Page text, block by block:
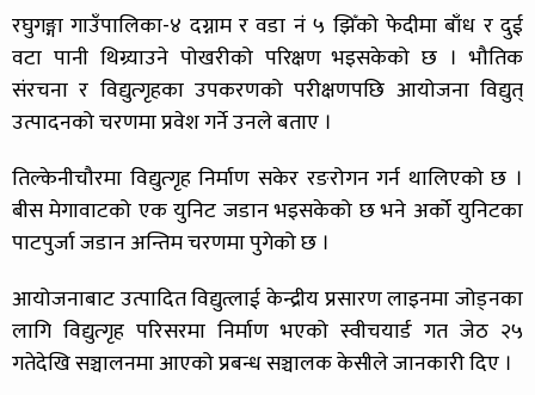
रघुगङ्गा गाउँपालिका-४ दग्नाम र वडा नं ५ झिँको फेदीमा बाँध र दुई
वटा पानी थिग्र्याउने पोखरीको परिक्षण भइसकेको छ । भौतिक
संरचना र विद्युत्गृहका उपकरणको परीक्षणपछि आयोजना विद्युत्
उत्पादनको चरणमा प्रवेश गर्ने उनले बताए ।
तिल्केनीचौरमा विद्युत्गृह निर्माण सकेर रङरोगन गर्न थालिएको छ ।
बीस मेगावाटको एक युनिट जडान भइसकेको छ भने अर्को युनिटका
पाटपुर्जा जडान अन्तिम चरणमा पुगेको छ ।
आयोजनाबाट उत्पादित विद्युत्लाई केन्द्रीय प्रसारण लाइनमा जोड्नका
लागि विद्युत्गृह परिसरमा निर्माण भएको स्वीचयार्ड गत जेठ २५
गतेदेखि सञ्चालनमा आएको प्रबन्ध सञ्चालक केसीले जानकारी दिए ।